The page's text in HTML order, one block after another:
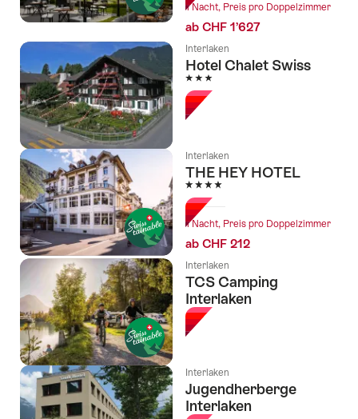
1 Nacht, Preis pro Doppelzimmer
ab CHF 1’627
Interlaken
Hotel Chalet Swiss
3 Sterne
Interlaken
THE HEY HOTEL
4 Sterne
1 Nacht, Preis pro Doppelzimmer
ab CHF 212
Interlaken
TCS Camping
Interlaken
Interlaken
Jugendherberge
Interlaken